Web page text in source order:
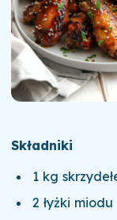
Składniki
1 kg
2 łyżki miodu